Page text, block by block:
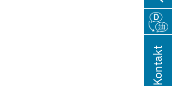
Kontakt